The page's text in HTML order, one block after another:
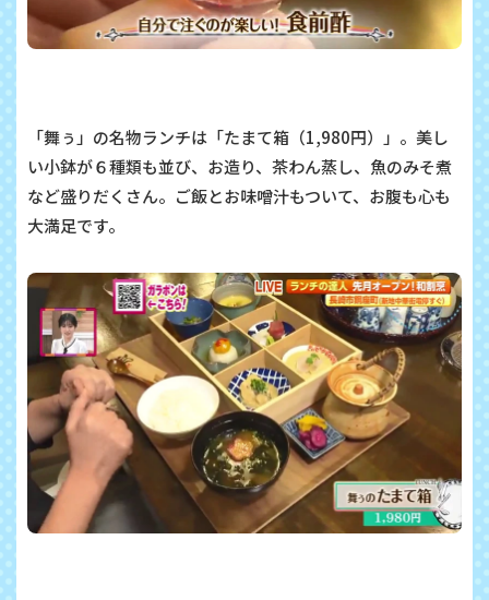
「舞ぅ」の名物ランチは「たまて箱（1,980円）」。美し
い小鉢が６種類も並び、お造り、茶わん蒸し、魚のみそ煮
など盛りだくさん。ご飯とお味噌汁もついて、お腹も心も
大満足です。